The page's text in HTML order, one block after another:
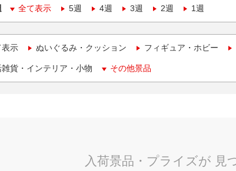
全て表示 5週 4週 3週 2週 1週
表示 ぬいぐるみ・クッション フィギュア・ホビー
貨・インテリア・小物 その他景品